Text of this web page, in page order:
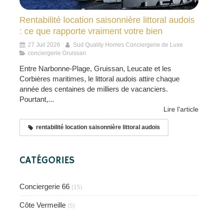
Rentabilité location saisonnière littoral audois
: ce que rapporte vraiment votre bien
27 Juil 2026
Sud Quality Homes Conciergerie de Luxe
conciergerie Gruissan
Entre Narbonne-Plage, Gruissan, Leucate et les
Corbières maritimes, le littoral audois attire chaque
année des centaines de milliers de vacanciers.
Pourtant,...
Lire l'article
rentabilité location saisonnière littoral audois
CATÉGORIES
Conciergerie 66 (15)
Côte Vermeille (5)